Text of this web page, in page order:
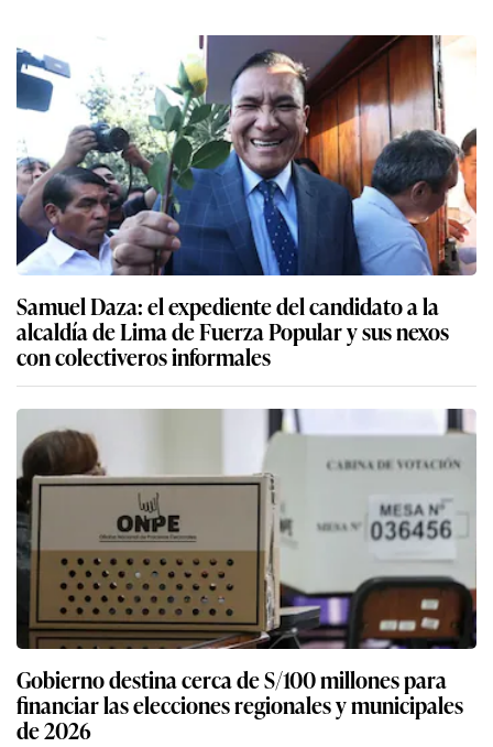
Samuel Daza: el expediente del candidato a la
alcaldía de Lima de Fuerza Popular y sus nexos
con colectiveros informales
Gobierno destina cerca de S/100 millones para
financiar las elecciones regionales y municipales
de 2026